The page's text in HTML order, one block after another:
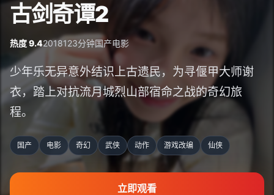
古剑奇谭2
热度 9.42018123分钟国产电影
少年乐无异意外结识上古遗民，为寻偃甲大师谢
衣，踏上对抗流月城烈山部宿命之战的奇幻旅
程。
国产 电影 奇幻 武侠 动作 游戏改编 仙侠
立即观看